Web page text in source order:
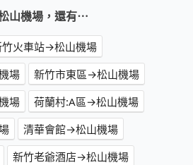
山機場，還有⋯
竹火車站→松山機場
場
新竹市東區→松山機場
場
荷蘭村:A區→松山機場
清華會館→松山機場
新竹老爺酒店→松山機場